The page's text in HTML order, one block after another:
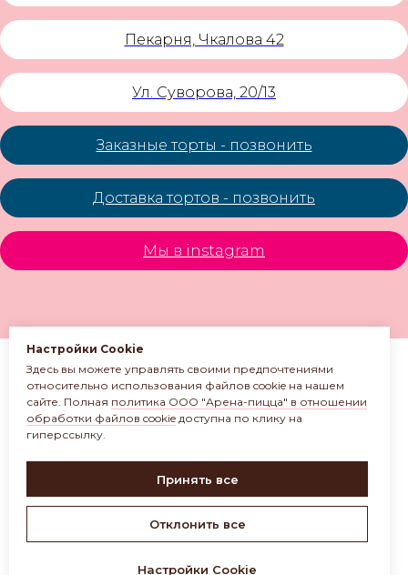
Настройки Cookie
Здесь вы можете управлять своими предпочтениями
относительно использования файлов cookie на нашем
сайте. Полная политика ООО "Арена-пицца" в отношении
обработки файлов cookie доступна по клику на
гиперссылку.
Принять все
Отклонить все
Настройки Cookie
Пекарня, Чкалова 42
Ул. Суворова, 20/13
Заказные торты - позвонить
Доставка тортов - позвонить
Мы в instagram
Магазин зарегистрирован
в торговом реестре 08.05.2017 №381622
arena-pizza@mail.ru